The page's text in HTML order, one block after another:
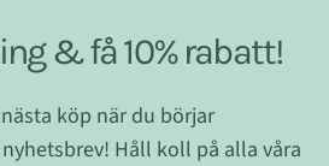
& få 10% rabatt!
köp när du börjar
Håll koll på alla våra